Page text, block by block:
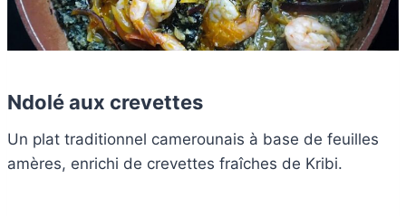
Ndolé aux crevettes
Un plat traditionnel camerounais à base de feuilles
amères, enrichi de crevettes fraîches de Kribi.